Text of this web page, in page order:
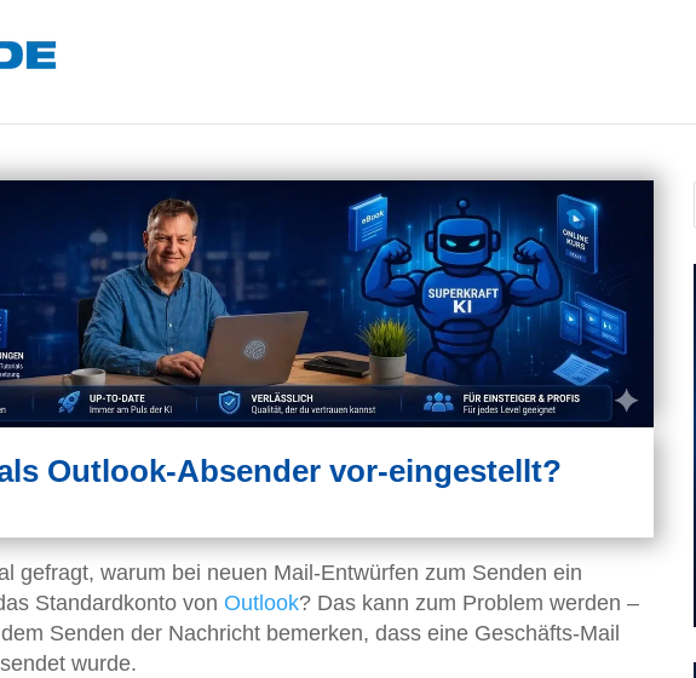
Outlook-Absender vor-eingestellt?
gefragt, warum bei neuen Mail-Entwürfen zum Senden ein
Standardkonto von Outlook? Das kann zum Problem werden –
Senden der Nachricht bemerken, dass eine Geschäfts-Mail
wurde.